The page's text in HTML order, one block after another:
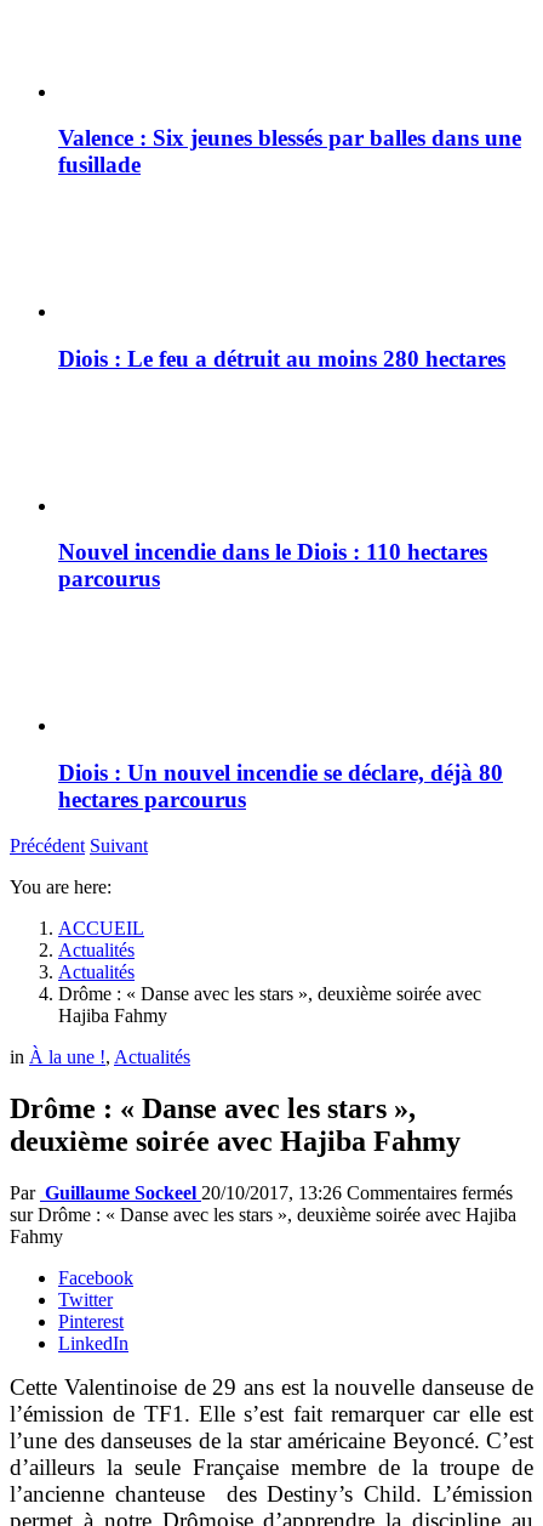
Valence : Six jeunes blessés par balles dans une
fusillade
Diois : Le feu a détruit au moins 280 hectares
Nouvel incendie dans le Diois : 110 hectares
parcourus
Diois : Un nouvel incendie se déclare, déjà 80
hectares parcourus
Précédent Suivant
You are here:
ACCUEIL
Actualités
Actualités
Drôme : « Danse avec les stars », deuxième soirée avec
Hajiba Fahmy
in À la une !, Actualités
Drôme : « Danse avec les stars »,
deuxième soirée avec Hajiba Fahmy
Par Guillaume Sockeel 20/10/2017, 13:26 Commentaires fermés
sur Drôme : « Danse avec les stars », deuxième soirée avec Hajiba
Fahmy
Facebook
Twitter
Pinterest
LinkedIn
Cette Valentinoise de 29 ans est la nouvelle danseuse de
l’émission de TF1. Elle s’est fait remarquer car elle est
l’une des danseuses de la star américaine Beyoncé. C’est
d’ailleurs la seule Française membre de la troupe de
l’ancienne chanteuse des Destiny’s Child. L’émission
permet à notre Drômoise d’apprendre la discipline au